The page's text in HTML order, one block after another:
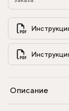
Описание